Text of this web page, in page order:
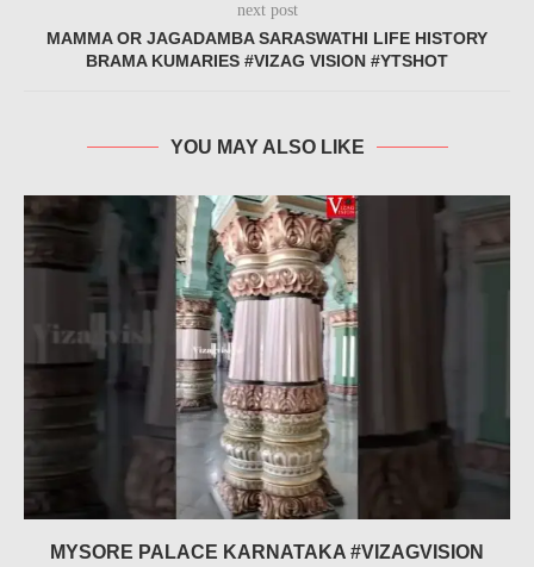
next post
MAMMA OR JAGADAMBA SARASWATHI LIFE HISTORY
BRAMA KUMARIES #VIZAG VISION #YTSHOT
YOU MAY ALSO LIKE
MYSORE PALACE KARNATAKA #VIZAGVISION